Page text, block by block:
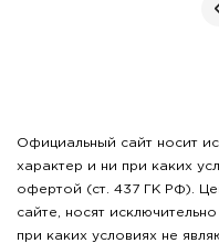
Официальный сайт носит
характер и ни при каких
офертой (ст. 437 ГК РФ).
сайте, носят
при каких условиях не